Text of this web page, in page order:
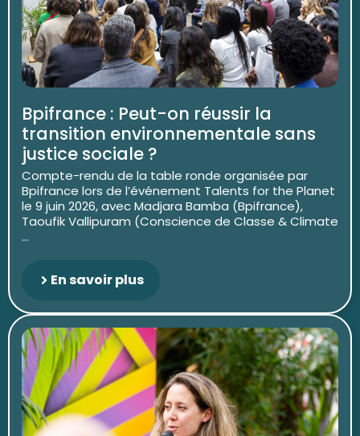
Bpifrance : Peut-on réussir la
transition environnementale sans
justice sociale ?
Compte-rendu de la table ronde organisée par
Bpifrance lors de l’événement Talents for the Planet
le 9 juin 2026, avec Madjara Bamba (Bpifrance),
Taoufik Vallipuram (Conscience de Classe & Climate
...
En savoir plus